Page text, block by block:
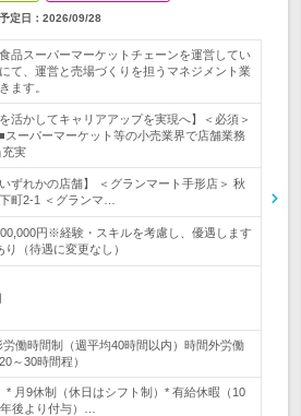
定日： 2026/09/28
品スーパーマーケットチェーンを運営してい
て、運営と売場づくりを担うマネジメント業
ます。
活かしてキャリアアップを実現へ】＜必須＞
スーパーマーケット等の小売業界で店舗業務
実
ずれかの店舗】 ＜グランマート手形店＞ 秋
町2‐1 ＜グランマ…
円※経験・スキルを考慮し、優遇します
（待遇に変更なし）
働時間制（週平均40時間以内）時間外労働
～30時間程）
* 月9休制（休日はシフト制）* 有給休暇（10
後より付与）…